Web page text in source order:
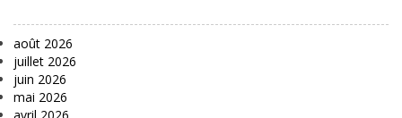
août 2026
juillet 2026
juin 2026
mai 2026
avril 2026